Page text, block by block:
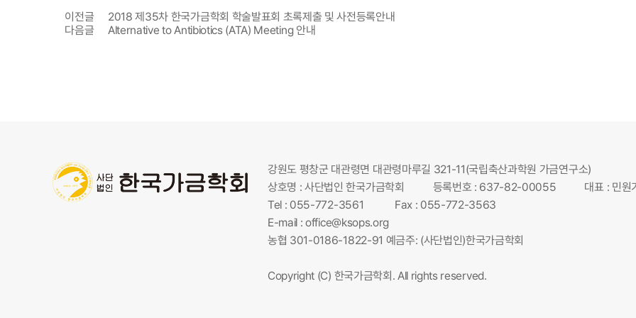
이전글
2018 제35차 한국가금학회 학술발표회 초록제출 및 사전등록안내
다음글
Alternative to Antibiotics (ATA) Meeting 안내
강원도 평창군 대관령면 대관령마루길 321-11(국립축산과학원 가금연구소)
상호명 : 사단법인 한국가금학회
등록번호 : 637-82-00055
대표 : 민원
Tel : 055-772-3561
Fax : 055-772-3563
E-mail :office@ksops.org
농협 301-0186-1822-91 예금주: (사단법인)한국가금학회
Copyright (C) 한국가금학회. All rights reserved.